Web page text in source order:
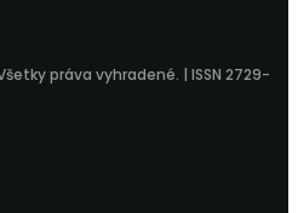
práva vyhradené. | ISSN 2729-